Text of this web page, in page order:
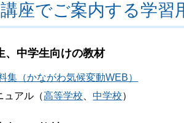
講座でご案内する学習
、中学生向けの教材
集（かながわ気候変動WEB）
ュアル（高等学校 、中学校）